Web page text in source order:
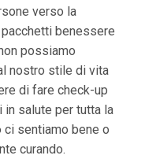
verso la
benessere
possiamo
nostro stile di vita
di fare check-up
salute per tutta la
ci sentiamo bene o
curando.